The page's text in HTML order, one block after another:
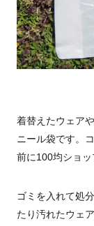
着替えたウェア
ニール袋です。
前に100均ショッ
ゴミを入れて処
たり汚れたウェ